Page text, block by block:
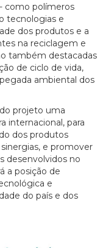
como polímeros
tecnologias e
dos produtos e a
na reciclagem e
também destacadas
de ciclo de vida,
ambiental dos
projeto uma
internacional, para
dos produtos
e promover
desenvolvidos no
a posição de
e
do país e dos